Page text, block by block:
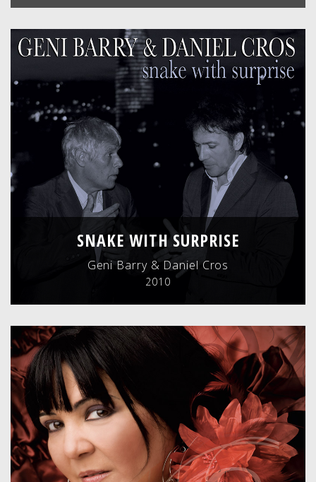
SNAKE WITH SURPRISE
Geni Barry & Daniel Cros
2010